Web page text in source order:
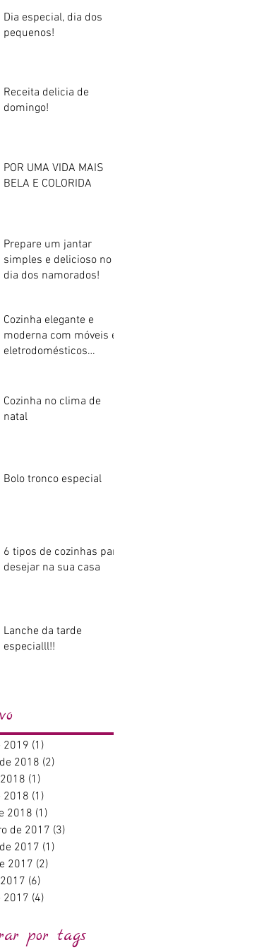
Dia especial, dia dos
pequenos!
Receita delicia de
domingo!
POR UMA VIDA MAIS
BELA E COLORIDA
Prepare um jantar
simples e delicioso no
dia dos namorados!
Cozinha elegante e
moderna com móveis e
eletrodomésticos
Cozinha no clima de
natal
Bolo tronco especial
6 tipos de cozinhas para
desejar na sua casa
Lanche da tarde
especialll!!
2019 (1)
2018 (2)
(1)
2018 (1)
2018 (1)
de 2017 (3)
2017 (1)
2017 (2)
(6)
2017 (4)
por tags